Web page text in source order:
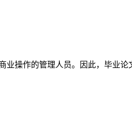
业操作的管理人员。因此，毕业论